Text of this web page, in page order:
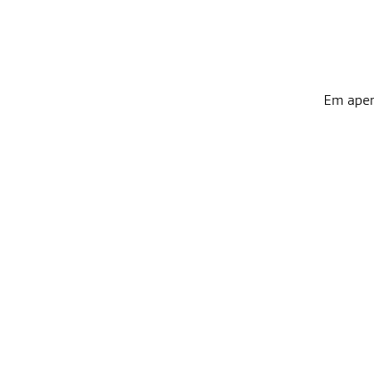
Em